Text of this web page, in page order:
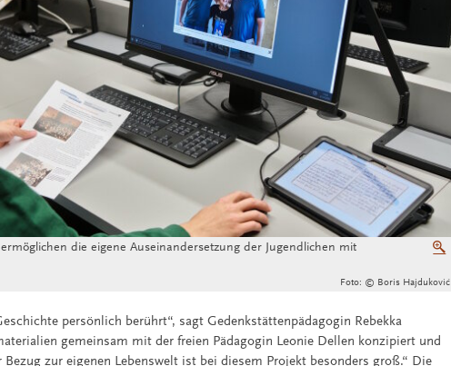
die eigene Auseinandersetzung der Jugendlichen mit
Foto: © Boris Hajduković
persönlich berührt“, sagt Gedenkstättenpädagogin Rebekka
gemeinsam mit der freien Pädagogin Leonie Dellen konzipiert und
zur eigenen Lebenswelt ist bei diesem Projekt besonders groß.“ Die